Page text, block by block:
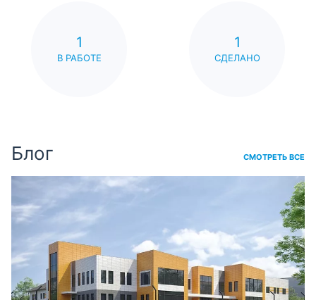
1
В РАБОТЕ
1
СДЕЛАНО
Блог СМОТРЕТЬ ВСЕ